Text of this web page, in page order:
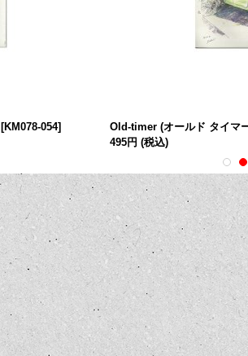
[KM078-054]
Old-timer (オールド タイマ
495円 (税込)